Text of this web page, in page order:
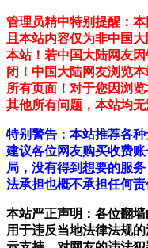
管理员精中特别提醒：
且本站内容仅为非中国
本站！若中国大陆网友
闭！中国大陆网友浏览
所有页面！对于您因浏
其他所有问题，本站均无
特别警告：本站推荐各
建议各位网友购买收费
局，没有得到想要的服
法承担也概不承担任何责
本站严正声明：各位翻
用于违反当地法律法规